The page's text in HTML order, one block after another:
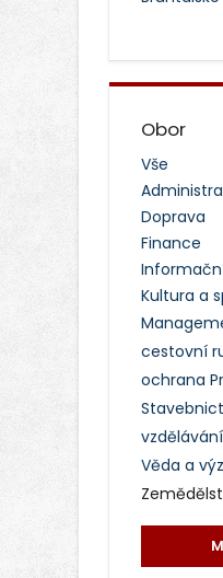
Obor
Vše
Doprava
Finance
Kultura a
cestovní
ochrana
vzdělávání
Věda a